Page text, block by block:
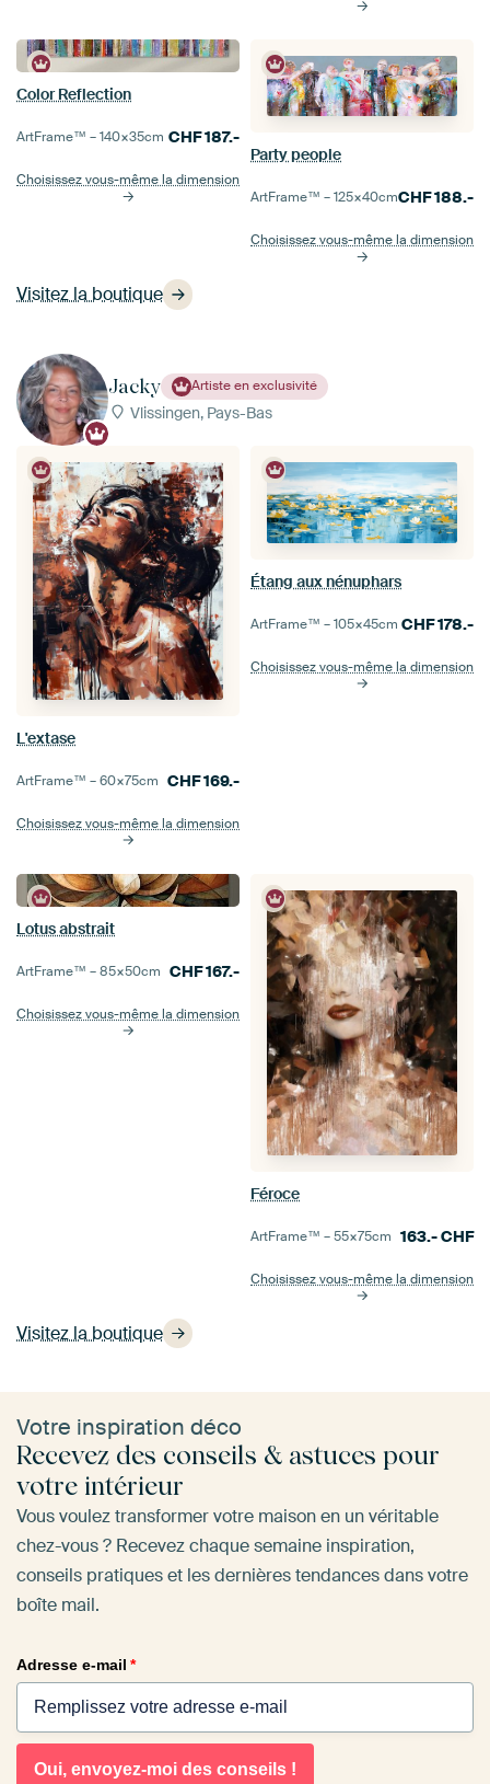
Visitez la boutique
Color Reflection
ArtFrame™ –140×35cm CHF187.-
Choisissez vous-même la dimension
Party people
ArtFrame™ –125×40cmCHF188.-
Choisissez vous-même la dimension
Jacky Artiste en exclusivité
Vlissingen, Pays-Bas
Visitez la boutique
L'extase
ArtFrame™ –60×75cm CHF169.-
Choisissez vous-même la dimension
Étang aux nénuphars
ArtFrame™ –105×45cm CHF178.-
Choisissez vous-même la dimension
Lotus abstrait
ArtFrame™ –85×50cm CHF167.-
Choisissez vous-même la dimension
Féroce
ArtFrame™ –55×75cm 163.-CHF
Choisissez vous-même la dimension
Votre inspiration déco
Recevez des conseils & astuces pour
votre intérieur
Vous voulez transformer votre maison en un véritable
chez-vous ? Recevez chaque semaine inspiration,
conseils pratiques et les dernières tendances dans votre
boîte mail.
Adresse e-mail *
Oui, envoyez-moi des conseils !